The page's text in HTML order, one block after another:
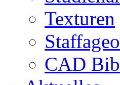
Texturen
CAD